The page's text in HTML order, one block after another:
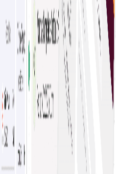
מכירות פומביות חיות
בפלטפורמות שונות, מגבירות